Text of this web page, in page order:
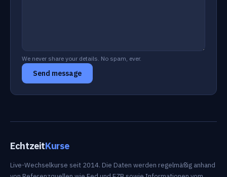
We never share your details. No spam, ever.
Send message
EchtzeitKurse
Live-Wechselkurse seit 2014. Die Daten werden regelmäßig anhand